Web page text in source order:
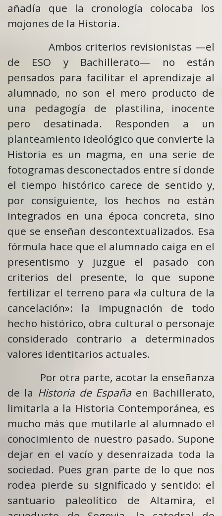
añadía que la cronología colocaba los
mojones de la Historia.
Ambos criterios revisionistas —el
de ESO y Bachillerato— no están
pensados para facilitar el aprendizaje al
alumnado, no son el mero producto de
una pedagogía de plastilina, inocente
pero desatinada. Responden a un
planteamiento ideológico que convierte la
Historia es un magma, en una serie de
fotogramas desconectados entre sí donde
el tiempo histórico carece de sentido y,
por consiguiente, los hechos no están
integrados en una época concreta, sino
que se enseñan descontextualizados. Esa
fórmula hace que el alumnado caiga en el
presentismo y juzgue el pasado con
criterios del presente, lo que supone
fertilizar el terreno para «la cultura de la
cancelación»: la impugnación de todo
hecho histórico, obra cultural o personaje
considerado contrario a determinados
valores identitarios actuales.
Por otra parte, acotar la enseñanza
de la Historia de España en Bachillerato,
limitarla a la Historia Contemporánea, es
mucho más que mutilarle al alumnado el
conocimiento de nuestro pasado. Supone
dejar en el vacío y desenraizada toda la
sociedad. Pues gran parte de lo que nos
rodea pierde su significado y sentido: el
santuario paleolítico de Altamira, el